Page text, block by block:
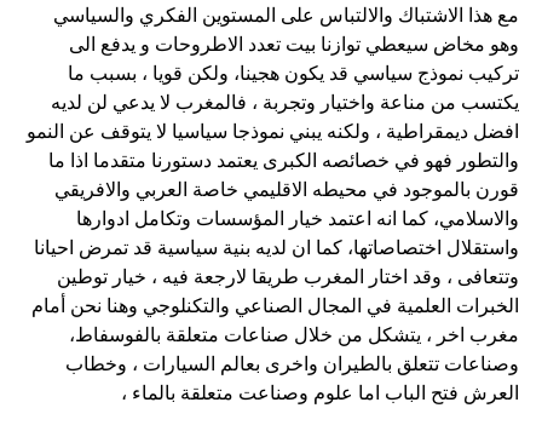
مع هذا الاشتباك والالتباس على المستوين الفكري والسياسي
وهو مخاض سيعطي توازنا بيت تعدد الاطروحات و يدفع الى
تركيب نموذج سياسي قد يكون هجينا، ولكن قويا ، بسبب ما
يكتسب من مناعة واختيار وتجربة ، فالمغرب لا يدعي لن لديه
افضل ديمقراطية ، ولكنه يبني نموذجا سياسيا لا يتوقف عن النمو
والتطور فهو في خصائصه الكبرى يعتمد دستورنا متقدما اذا ما
قورن بالموجود في محيطه الاقليمي خاصة العربي والافريقي
والاسلامي، كما انه اعتمد خيار المؤسسات وتكامل ادوارها
واستقلال اختصاصاتها، كما ان لديه بنية سياسية قد تمرض احيانا
وتتعافى ، وقد اختار المغرب طريقا لارجعة فيه ، خيار توطين
الخبرات العلمية في المجال الصناعي والتكنلوجي وهنا نحن أمام
مغرب اخر ، يتشكل من خلال صناعات متعلقة بالفوسفاط،
وصناعات تتعلق بالطيران واخرى بعالم السيارات ، وخطاب
العرش فتح الباب اما علوم وصناعت متعلقة بالماء ،